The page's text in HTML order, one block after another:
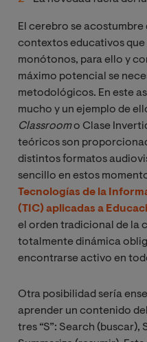
El cerebro se
contextos educativos
monótonos, para ello y
máximo potencial se
metodológicos. En este
mucho y un ejemplo de
Classroomo Clase
teóricos son
distintos formatos
sencillo en estos
Tecnologías de la
(TIC) aplicadas a
el orden tradicional de la
totalmente dinámica
encontrarse activo en
Otra posibilidad sería
aprender un contenido
tres “S”: Search